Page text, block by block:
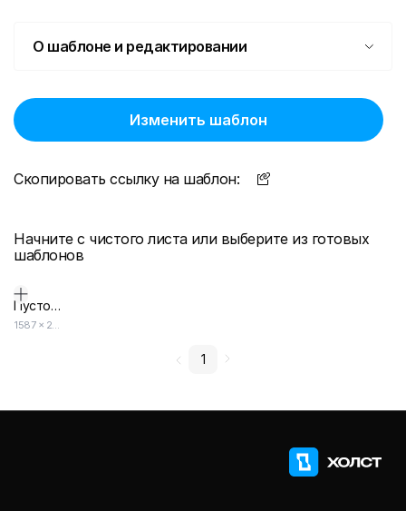
О шаблоне и редактировании
Изменить шаблон
Скопировать ссылку на шаблон:
Начните с чистого листа или выберите из готовых
шаблонов
Пустой дизайн-макет
1587× 2245
1